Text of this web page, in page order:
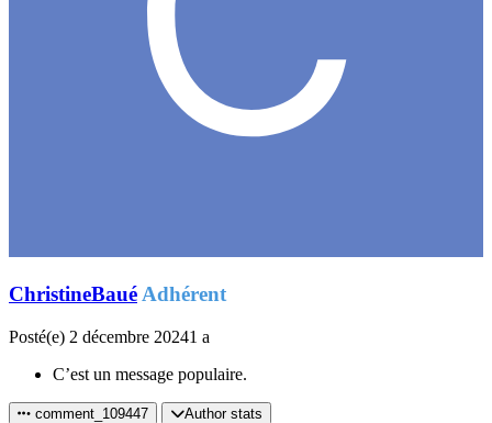
ChristineBaué Adhérent
Posté(e) 2 décembre 20241 a
C’est un message populaire.
comment_109447 Author stats